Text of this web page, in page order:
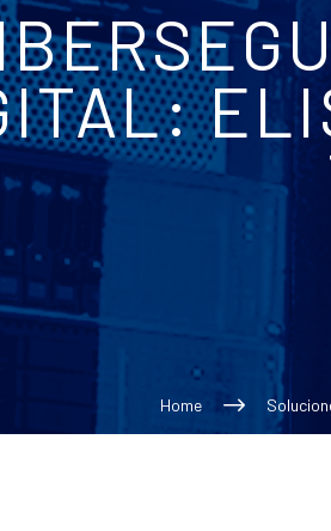
Home